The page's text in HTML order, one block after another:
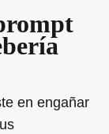
en engañar